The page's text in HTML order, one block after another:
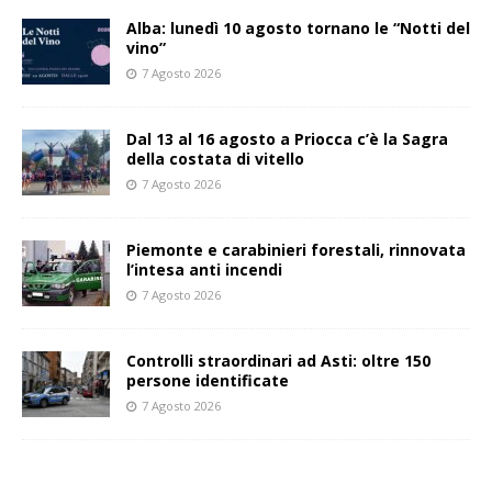
Alba: lunedì 10 agosto tornano le “Notti del
vino”
7 Agosto 2026
Dal 13 al 16 agosto a Priocca c’è la Sagra
della costata di vitello
7 Agosto 2026
Piemonte e carabinieri forestali, rinnovata
l’intesa anti incendi
7 Agosto 2026
Controlli straordinari ad Asti: oltre 150
persone identificate
7 Agosto 2026